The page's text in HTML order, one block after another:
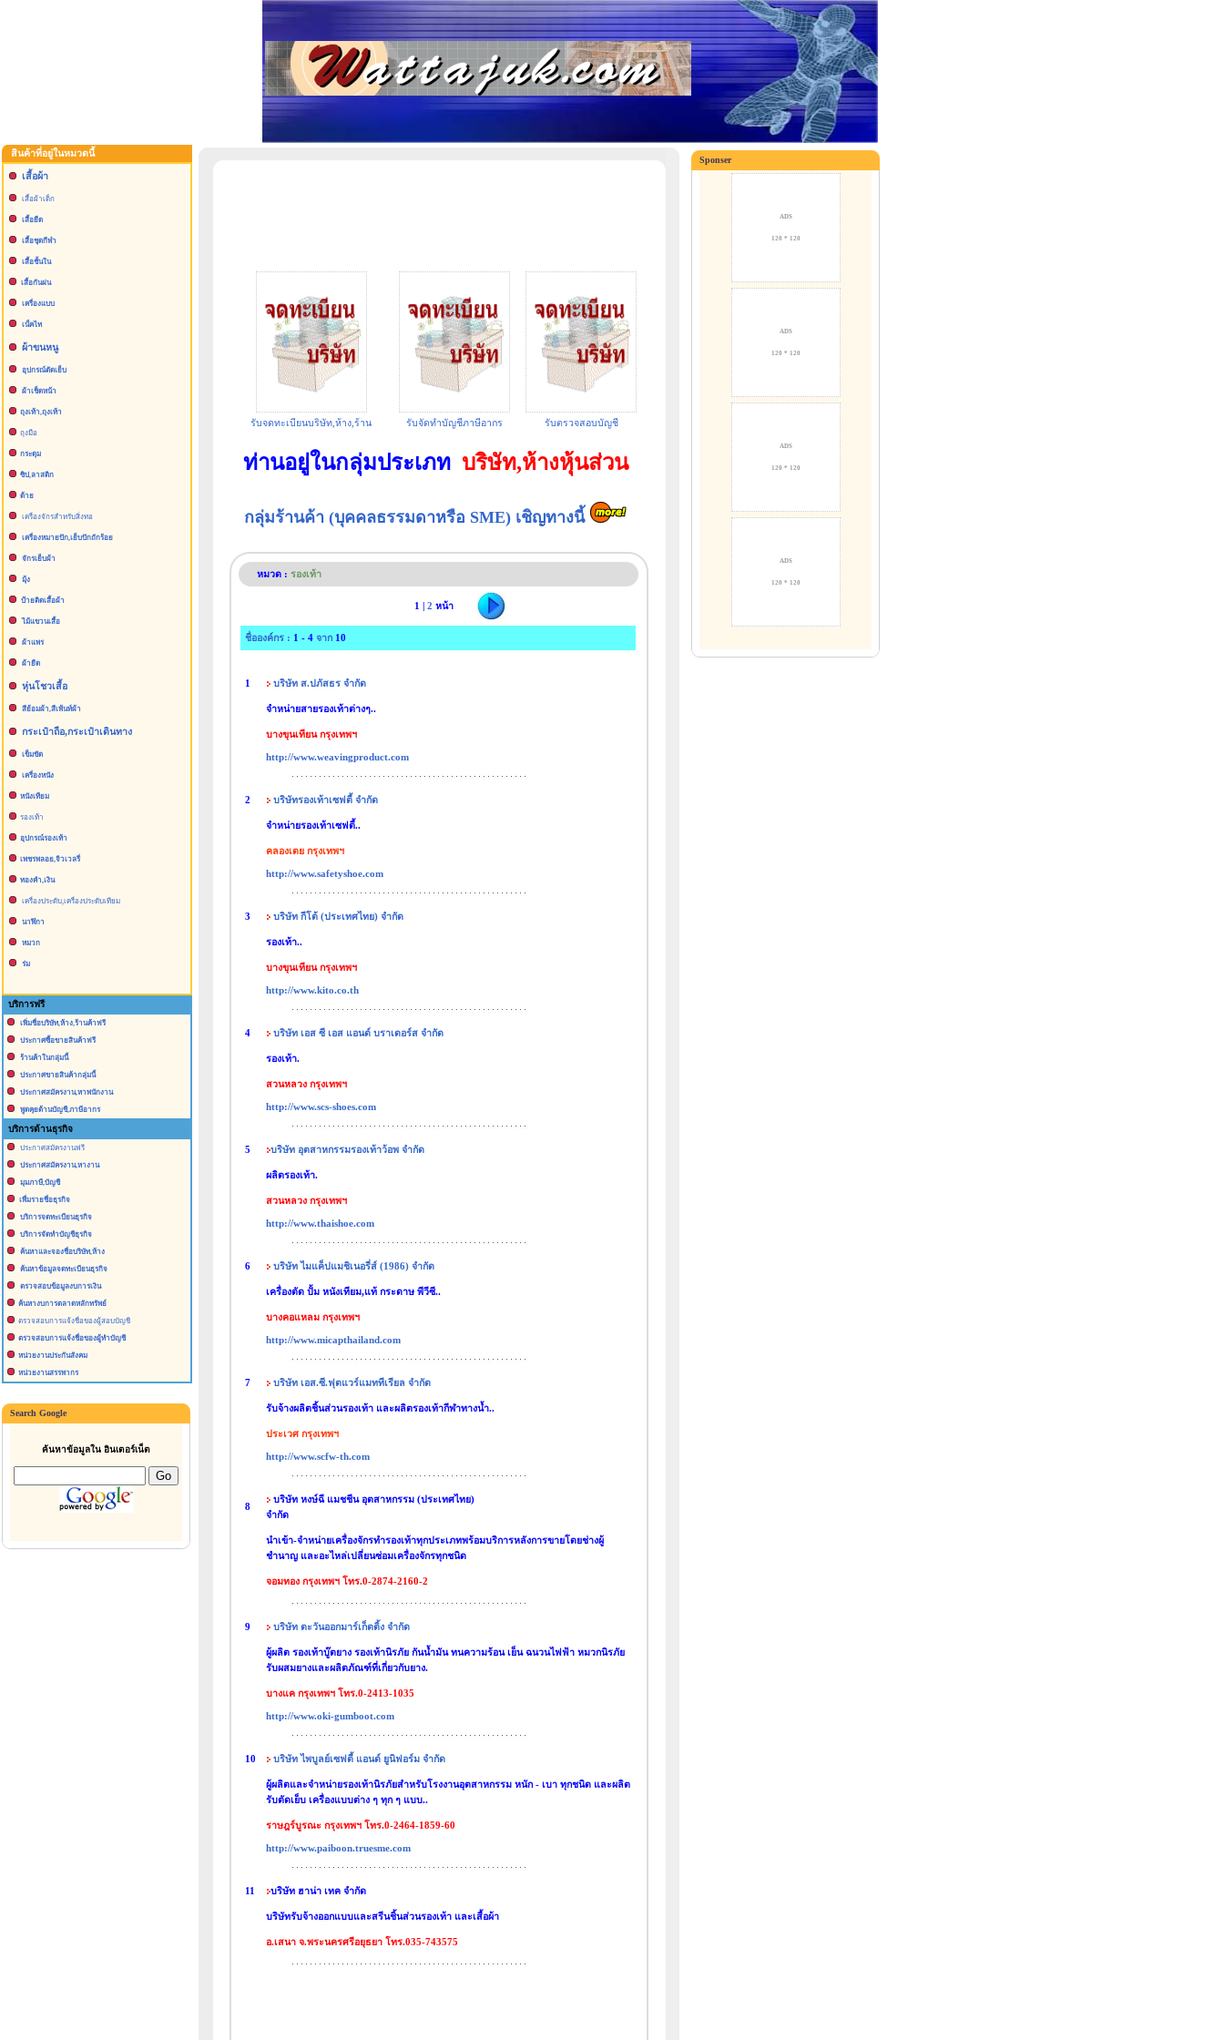
สินค้าที่อยู่ในหมวดนี้
เสื้อผ้า
เสื้อผ้าเด็ก
เสื้อยืด
เสื้อชุดกีฬา
เสื้อชั้นใน
เสื้อกันฝน
เครื่องแบบ
เน็คไท
ผ้าขนหนู
อุปกรณ์ตัดเย็บ
ผ้าเช็ดหน้า
ถุงเท้า,ถุงเท้า
ถุงมือ
กระดุม
ซิป,ลาสติก
ด้าย
เครื่องจักรสำหรับสิ่งทอ
เครื่องหมายปัก,เย็บปักถักร้อย
จักรเย็บผ้า
มุ้ง
ป้ายติดเสื้อผ้า
ไม้แขวนเสื้อ
ผ้าแพร
ผ้ายืด
หุ่นโชวเสื้อ
สีย้อมผ้า,สีเพ้นท์ผ้า
กระเป๋าถือ,กระเป๋าเดินทาง
เข็มขัด
เครื่องหนัง
หนังเทียม
รองเท้า
อุปกรณ์รองเท้า
เพชรพลอย,จิวเวลรี่
ทองคำ,เงิน
เครื่องประดับ,เครื่องประดับเทียม
นาฬิกา
หมวก
ร่ม
บริการฟรี
เพิ่มชื่อบริษัท,ห้าง,ร้านค้าฟรี
ประกาศซื้อขายสินค้าฟรี
ร้านค้าในกลุ่มนี้
ประกาศขายสินค้ากลุ่มนี้
ประกาศสมัครงาน,หาพนักงาน
พูดคุยด้านบัญชี,ภาษีอากร
บริการด้านธุรกิจ
ประกาศสมัครงานฟรี
ประกาศสมัครงาน,หางาน
มุมภาษี,บัญชี
เพื่มรายชื่อธุรกิจ
บริการจดทะเบียนธุรกิจ
บริการจัดทำบัญชีธุรกิจ
ค้นหาและจองชื่อบริษัท,ห้าง
ค้นหาข้อมูลจดทะเบียนธุรกิจ
ตรวจสอบข้อมูลงบการเงิน
ค้นหางบการตลาดหลักทรัพย์
ตรวจสอบการแจ้งชื่อของผู้สอบบัญชี
ตรวจสอบการแจ้งชื่อของผู้ทำบัญชี
หน่วยงานประกันสังคม
หน่วยงานสรรพากร
Search Google
ค้นหาข้อมูลใน อินเตอร์เน็ต
รับจดทะเบียนบริษัท,ห้าง,ร้าน รับจัดทำบัญชีภาษีอากร รับตรวจสอบบัญชี
ท่านอยู่ในกลุ่มประเภท บริษัท,ห้างหุ้นส่วน
กลุ่มร้านค้า (บุคคลธรรมดาหรือ SME) เชิญทางนี้
หมวด : รองเท้า
1 | 2 หน้า
ชื่อองค์กร : 1 - 4 จาก 10
1 บริษัท ส.ปภัสธร จำกัด
จำหน่ายสายรองเท้าต่างๆ..
บางขุนเทียน กรุงเทพฯ
http://www.weavingproduct.com
2 บริษัทรองเท้าเซฟตี้จำกัด
จำหน่ายรองเท้าเซฟตี้..
คลองเตย กรุงเทพฯ
http://www.safetyshoe.com
3 บริษัท กีโต้ (ประเทศไทย) จำกัด
รองเท้า..
บางขุนเทียน กรุงเทพฯ
http://www.kito.co.th
4 บริษัท เอส ซี เอส แอนด์ บราเดอร์ส จำกัด
รองเท้า.
สวนหลวง กรุงเทพฯ
http://www.scs-shoes.com
5 บริษัท อุตสาหกรรมรองเท้าว้อพ จำกัด
ผลิตรองเท้า.
สวนหลวง กรุงเทพฯ
http://www.thaishoe.com
6 บริษัท ไมแค็ปแมชิเนอรี่ส์ (1986) จำกัด
เครื่องตัด ปั้ม หนังเทียม,แท้ กระดาษ พีวีซี..
บางคอแหลม กรุงเทพฯ
http://www.micapthailand.com
7 บริษัท เอส.ซี.ฟุตแวร์แมททีเรียล จำกัด
รับจ้างผลิตชิ้นส่วนรองเท้า และผลิตรองเท้ากีฬาทางน้ำ..
ประเวศ กรุงเทพฯ
http://www.scfw-th.com
8
บริษัท หงษ์ฉี แมชชีน อุตสาหกรรม (ประเทศไทย)
จำกัด
นำเข้า-จำหน่ายเครื่องจักรทำรองเท้าทุกประเภทพร้อมบริการหลังการขายโดยช่างผู้
ชำนาญ และอะไหล่เปลี่ยนซ่อมเครื่องจักรทุกชนิด
จอมทอง กรุงเทพฯ โทร.0-2874-2160-2
9 บริษัท ตะวันออกมาร์เก็ตติ้ง จำกัด
ผู้ผลิต รองเท้าบู๊ตยาง รองเท้านิรภัย กันน้ำมัน ทนความร้อน เย็น ฉนวนไฟฟ้า หมวกนิรภัย
รับผสมยางและผลิตภัณฑ์ที่เกี่ยวกับยาง.
บางแค กรุงเทพฯ โทร.0-2413-1035
http://www.oki-gumboot.com
10 บริษัท ไพบูลย์เซฟตี้ แอนด์ ยูนิฟอร์ม จำกัด
ผู้ผลิตและจำหน่ายรองเท้านิรภัยสำหรับโรงงานอุตสาหกรรม หนัก - เบา ทุกชนิด และผลิต
รับตัดเย็บ เครื่องแบบต่าง ๆ ทุก ๆ แบบ..
ราษฎร์บูรณะ กรุงเทพฯ โทร.0-2464-1859-60
http://www.paiboon.truesme.com
11 บริษัท ฮาน่า เทค จำกัด
บริษัทรับจ้างออกแบบและสรีนชิ้นส่วนรองเท้า และเสื้อผ้า
อ.เสนา จ.พระนครศรีอยุธยา โทร.035-743575
Sponser
ADS
120 * 120
ADS
120 * 120
ADS
120 * 120
ADS
120 * 120